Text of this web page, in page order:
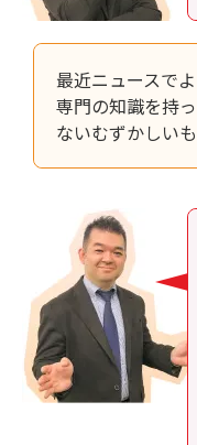
最近ニュースでよ
専門の知識を持
ないむずかしい